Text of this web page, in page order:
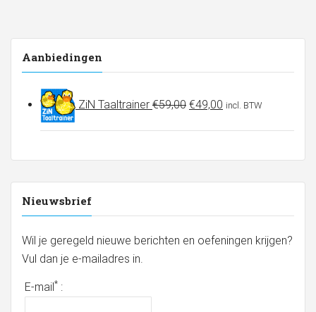
Aanbiedingen
ZiN Taaltrainer €59,00
prijs
was:
€49,00
prijs
is:
incl. BTW
Nieuwsbrief
Wil je geregeld nieuwe berichten en oefeningen krijgen?
Vul dan je e-mailadres in.
E-mail* :